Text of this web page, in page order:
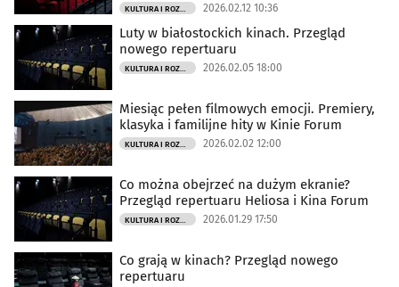
KULTURA I ROZRYWKA 2026.02.12 10:36
Luty w białostockich kinach. Przegląd
nowego repertuaru
KULTURA I ROZRYWKA 2026.02.05 18:00
Miesiąc pełen filmowych emocji. Premiery,
klasyka i familijne hity w Kinie Forum
KULTURA I ROZRYWKA 2026.02.02 12:00
Co można obejrzeć na dużym ekranie?
Przegląd repertuaru Heliosa i Kina Forum
KULTURA I ROZRYWKA 2026.01.29 17:50
Co grają w kinach? Przegląd nowego
repertuaru